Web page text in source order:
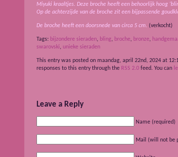
Miyuki kraaltjes. Deze broche heeft een behoorlijk hoog
Op de achterzijde van de broche zit een bijpassende
De broche heeft een doorsnede van circa 5 cm. (verkocht)
Tags: bijzondere sieraden, bling, broche, bronze,
swarovski, unieke sieraden
This entry was posted on maandag, april 22nd, 2024 at
responses to this entry through the RSS 2.0 feed. You can
Leave a Reply
Name (required)
Mail (will not be